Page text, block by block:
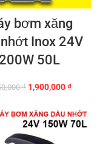
bơm xăng
Inox 24V
200W 50L
₫ Giá
là:
2,250,000 ₫.
1,900,000₫Giá
tại
là: